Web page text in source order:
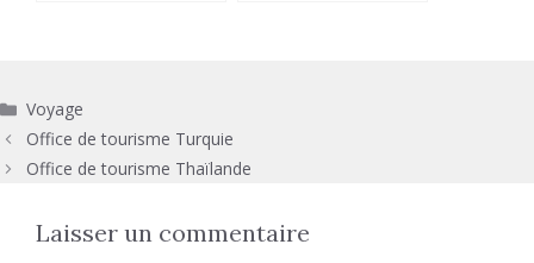
Catégories
Voyage
Office de tourisme Turquie
Office de tourisme Thaïlande
Laisser un commentaire